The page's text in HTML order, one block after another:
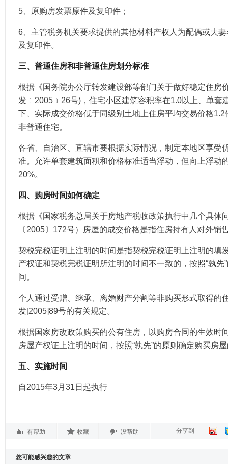
5、原购房发票原件及复印件；
6、主管税务机关要求提供的其他材料产权人为配偶或夫
及复印件。
三、普通住房和非普通住房划分标准
根据《国务院办公厅转发建设部等部门关于做好稳定住房
发﹝2005﹞26号)，住宅小区建筑容积率在1.0以上、单套
下、实际成交价格低于同级别土地上住房平均交易价格
非普通住宅。
各省、自治区、直辖市要根据实际情况，制定本地区享受
准。允许单套建筑面积和价格标准适当浮动，但向上浮动
20%。
四、购房时间如何确定
根据《国家税务总局关于房地产税收政策执行中几个具体
〔2005〕172号）房屋的成交价格是指住房持有人对外销
契税完税证明上注明的时间是指契税完税证明上注明的填
产权证和契税完税证明所注明的时间不一致的，按照“孰先
间。
个人通过受赠、继承、离婚财产分割等非购买形式取得的
发[2005]89号的有关规定。
根据国家房改政策购买的公有住房，以购房合同的生效时
房屋产权证上注明的时间，按照“孰先”的原则确定购买房
五、实施时间
自2015年3月31日起执行
有帮助 收藏 没帮助 分享到
您可能感兴趣的文章